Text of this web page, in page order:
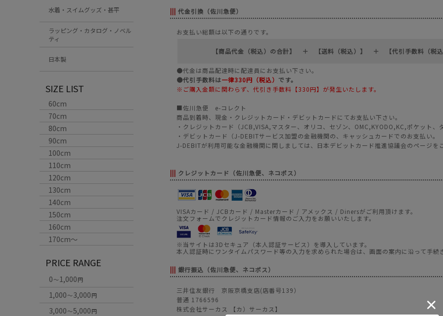
水着・スイムグッズ・甚平
ラッピング・カタログ・ノベル
ティ
日本製
SIZE LIST
60cm
70cm
80cm
90cm
100cm
110cm
120cm
130cm
140cm
150cm
160cm
170cm〜
PRICE RANGE
0～1,000円
1,000～3,000円
3,000～5,000円
||| 代金引換（佐川急便）
お支払い総額は以下の通りです。
【商品代金（税込）の合計】 ＋ 【送料（税込）】 ＋ 【代引手数料（税込
●代金は商品配達時に配達員にお支払い下さい。
●代引手数料は一律330円（税込） です。
※ご購入金額に関わらず、代引き手数料【330円】が発生いたします。
■佐川急便 e-コレクト
商品到着時、現金・クレジットカード・デビットカードにてお支払い下さい。
・クレジットカード（JCB,VISA,マスター、オリコ、セゾン、OMC,KYODO,KC,ポケット、
・デビットカード（J-DEBITサービス加盟の金融機関の、キャッシュカードでのお支払い。
J-DEBITが利用可能な金融機関に関しましては、日本デビットカード推進協議会のページを
||| クレジットカード（佐川急便、ネコポス）
VISAカード / JCBカード / Masterカード / アメックス / Dinersがご利用頂けます。
注文フォームでクレジットカード情報のご入力をお願いいたします。
※当サイトは3Dセキュア（本人認証サービス）を導入しています。
本人認証時にワンタイムパスワード等の入力を求められた場合は、画面の案内に沿って手続
||| 銀行振込（佐川急便、ネコポス）
三井住友銀行 京阪京橋支店(店番号139）
普通 1766596
株式会社サーカス 【カ）サーカス】